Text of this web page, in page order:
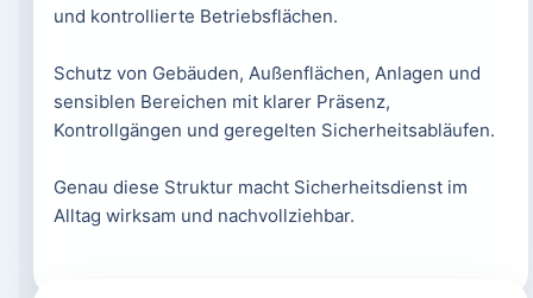
und kontrollierte Betriebsflächen.
Schutz von Gebäuden, Außenflächen, Anlagen und
sensiblen Bereichen mit klarer Präsenz,
Kontrollgängen und geregelten Sicherheitsabläufen.
Genau diese Struktur macht Sicherheitsdienst im
Alltag wirksam und nachvollziehbar.